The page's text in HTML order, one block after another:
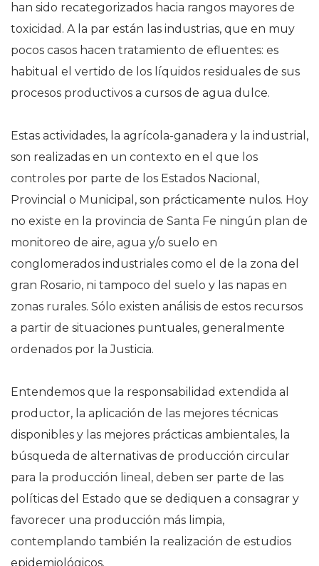
han sido recategorizados hacia rangos mayores de
toxicidad. A la par están las industrias, que en muy
pocos casos hacen tratamiento de efluentes: es
habitual el vertido de los líquidos residuales de sus
procesos productivos a cursos de agua dulce.
Estas actividades, la agrícola-ganadera y la industrial,
son realizadas en un contexto en el que los
controles por parte de los Estados Nacional,
Provincial o Municipal, son prácticamente nulos. Hoy
no existe en la provincia de Santa Fe ningún plan de
monitoreo de aire, agua y/o suelo en
conglomerados industriales como el de la zona del
gran Rosario, ni tampoco del suelo y las napas en
zonas rurales. Sólo existen análisis de estos recursos
a partir de situaciones puntuales, generalmente
ordenados por la Justicia.
Entendemos que la responsabilidad extendida al
productor, la aplicación de las mejores técnicas
disponibles y las mejores prácticas ambientales, la
búsqueda de alternativas de producción circular
para la producción lineal, deben ser parte de las
políticas del Estado que se dediquen a consagrar y
favorecer una producción más limpia,
contemplando también la realización de estudios
epidemiológicos.